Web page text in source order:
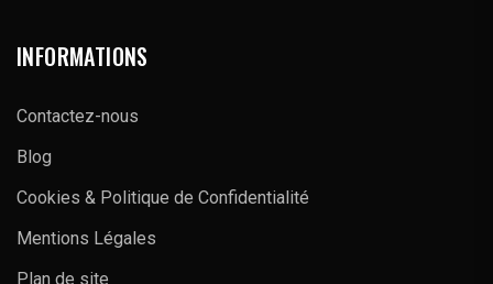
INFORMATIONS
Contactez-nous
Blog
Cookies & Politique de Confidentialité
Mentions Légales
Plan de site